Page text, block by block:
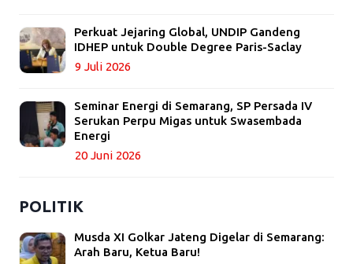
Perkuat Jejaring Global, UNDIP Gandeng
IDHEP untuk Double Degree Paris-Saclay
9 Juli 2026
Seminar Energi di Semarang, SP Persada IV
Serukan Perpu Migas untuk Swasembada
Energi
20 Juni 2026
POLITIK
Musda XI Golkar Jateng Digelar di Semarang:
Arah Baru, Ketua Baru!